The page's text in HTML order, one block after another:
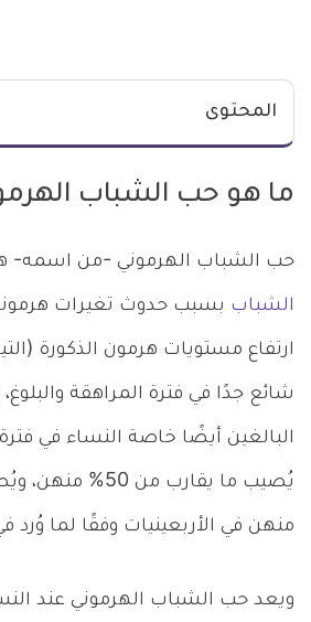
المحتوى
ما هو حب الشباب
حب الشباب الهرموني -من اسمه-
الشباب بسبب حدوث تغيرات
ارتفاع مستويات هرمون الذكورة
شائع جدًا في فترة المراهقة
البالغين أيضًا خاصة النساء في
منهن في الأربعينيات وفقًا لما وُرد
ويعد حب الشباب الهرموني عند